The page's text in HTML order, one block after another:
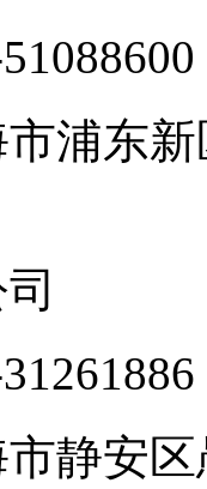
市浦东新
市静安区